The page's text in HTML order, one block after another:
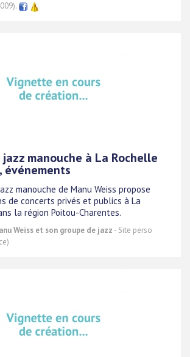
manouche à La Rochelle
événements
manouche de Manu Weiss propose
de concerts privés et publics à La
la région Poitou-Charentes.
Weiss et son groupe de jazz - Site perso